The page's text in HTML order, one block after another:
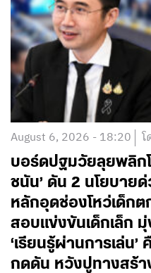
August 6, 2026 - 18:20
บอร์ดปฐมวัยลุยพลิก
ชนัน’ ดัน 2 นโยบายด่
หลักอุดช่องโหว่เด็ก
สอบแข่งขันเด็กเล็ก มุ่
‘เรียนรู้ผ่านการเล่น
กดดัน หวังปูทางสร้